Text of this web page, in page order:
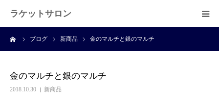
ラケットサロン
ブログ 新商品 金のマルチと銀のマルチ
金のマルチと銀のマルチ
2018.10.30 新商品
ホーム